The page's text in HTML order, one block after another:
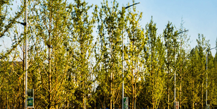
现任领导
机构设置
学部宣传片
部长寄语